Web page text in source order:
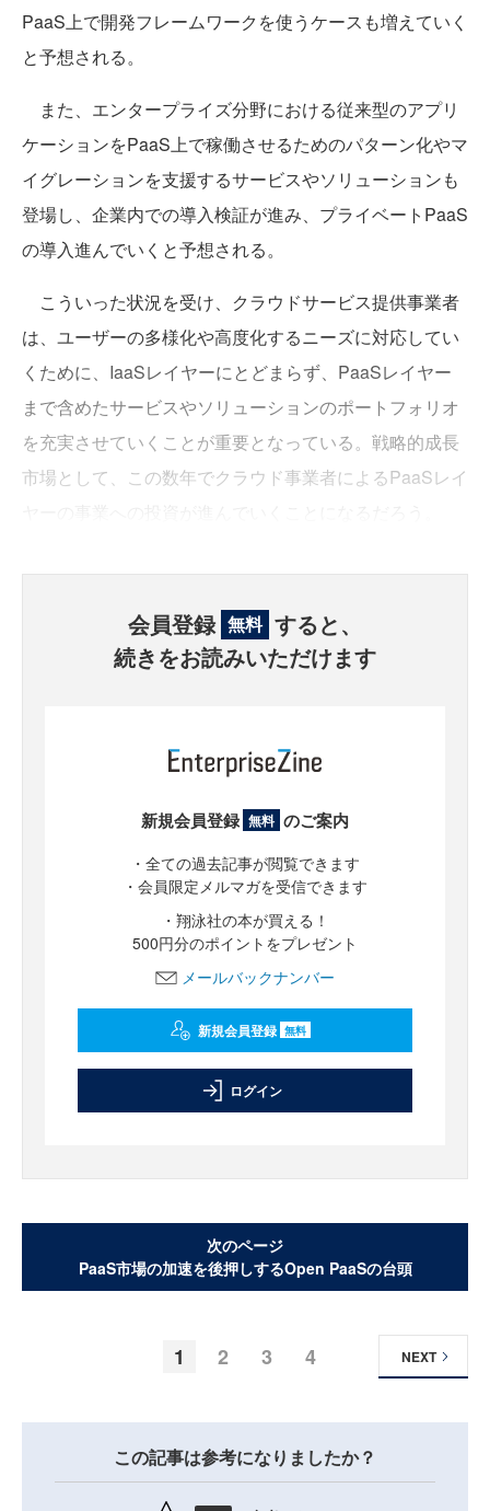
PaaS上で開発フレームワークを使うケースも増えていく
と予想される。
また、エンタープライズ分野における従来型のアプリ
ケーションをPaaS上で稼働させるためのパターン化やマ
イグレーションを支援するサービスやソリューションも
登場し、企業内での導入検証が進み、プライベートPaaS
の導入進んでいくと予想される。
こういった状況を受け、クラウドサービス提供事業者
は、ユーザーの多様化や高度化するニーズに対応してい
くために、IaaSレイヤーにとどまらず、PaaSレイヤー
まで含めたサービスやソリューションのポートフォリオ
を充実させていくことが重要となっている。戦略的成長
市場として、この数年でクラウド事業者によるPaaSレイ
会員登録 無料 すると、
続きをお読みいただけます
新規会員登録 無料 のご案内
・全ての過去記事が閲覧できます
・会員限定メルマガを受信できます
・翔泳社の本が買える！
500円分のポイントをプレゼント
メールバックナンバー
新規会員登録 無料
ログイン
次のページ
PaaS市場の加速を後押しするOpen PaaSの台頭
1 2 3 4 NEXT
この記事は参考になりましたか？